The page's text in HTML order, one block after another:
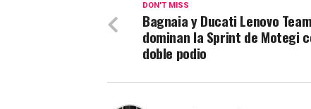
DON'T MISS
Bagnaia y Ducati Lenovo Team
dominan la Sprint de Motegi
doble podio